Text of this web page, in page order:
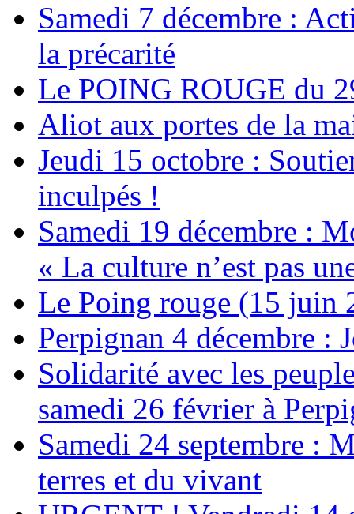
Samedi 7 décembre :
la précarité
Le POING ROUGE du
Aliot aux portes de la
Jeudi 15 octobre :
inculpés !
Samedi 19 décembre :
« La culture n’est pas
Le Poing rouge (15 juin
Perpignan 4 décembre :
Solidarité avec les
samedi 26 février à
Samedi 24 septembre :
terres et du vivant